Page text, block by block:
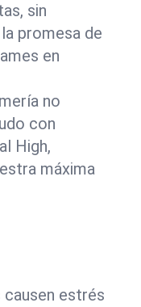
sin
promesa de
en
no
con
High,
máxima
estrés